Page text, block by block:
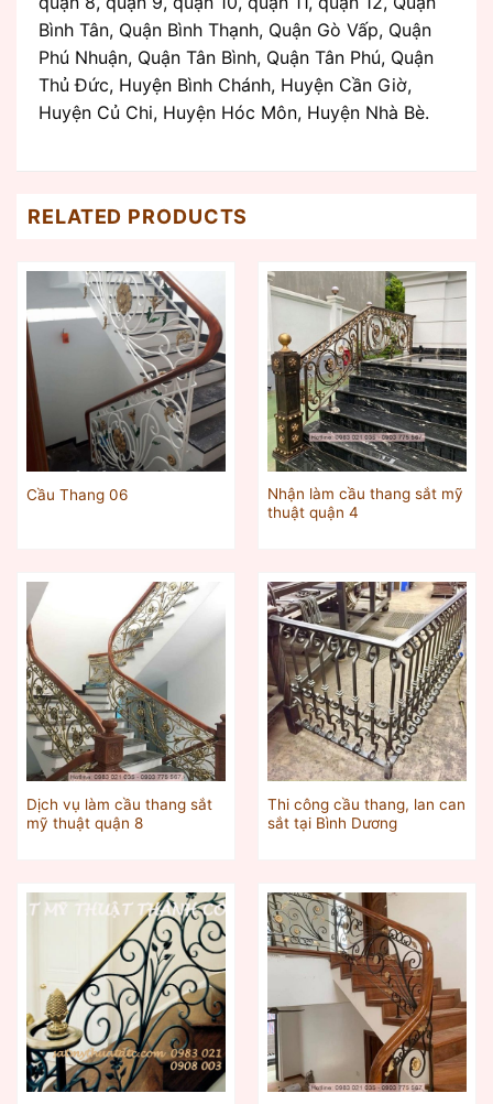
Bình Tân, Quận Bình Thạnh, Quận Gò Vấp, Quận
Phú Nhuận, Quận Tân Bình, Quận Tân Phú, Quận
Thủ Đức, Huyện Bình Chánh, Huyện Cần Giờ,
Huyện Củ Chi, Huyện Hóc Môn, Huyện Nhà Bè.
RELATED PRODUCTS
Cầu Thang 06
Nhận làm cầu thang sắt mỹ
thuật quận 4
Dịch vụ làm cầu thang sắt
mỹ thuật quận 8
Thi công cầu thang, lan can
sắt tại Bình Dương